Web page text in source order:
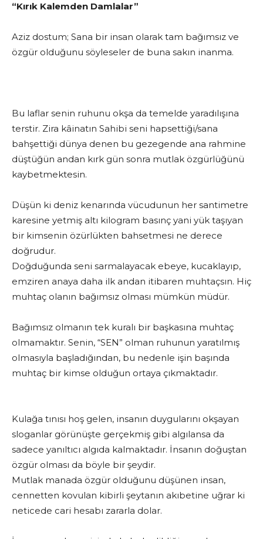
“Kırık Kalemden Damlalar”
Aziz dostum; Sana bir insan olarak tam bağımsız ve
özgür olduğunu söyleseler de buna sakın inanma.
Bu laflar senin ruhunu okşa da temelde yaradılışına
terstir. Zira kâinatın Sahibi seni hapsettiği/sana
bahşettiği dünya denen bu gezegende ana rahmine
düştüğün andan kırk gün sonra mutlak özgürlüğünü
kaybetmektesin.
Düşün ki deniz kenarında vücudunun her santimetre
karesine yetmiş altı kilogram basınç yani yük taşıyan
bir kimsenin özürlükten bahsetmesi ne derece
doğrudur.
Doğduğunda seni sarmalayacak ebeye, kucaklayıp,
emziren anaya daha ilk andan itibaren muhtaçsın. Hiç
muhtaç olanın bağımsız olması mümkün müdür.
Bağımsız olmanın tek kuralı bir başkasına muhtaç
olmamaktır. Senin, “SEN” olman ruhunun yaratılmış
olmasıyla başladığından, bu nedenle işin başında
muhtaç bir kimse olduğun ortaya çıkmaktadır.
Kulağa tınısı hoş gelen, insanın duygularını okşayan
sloganlar görünüşte gerçekmiş gibi algılansa da
sadece yanıltıcı algıda kalmaktadır. İnsanın doğuştan
özgür olması da böyle bir şeydir.
Mutlak manada özgür olduğunu düşünen insan,
cennetten kovulan kibirli şeytanın akıbetine uğrar ki
neticede cari hesabı zararla dolar.